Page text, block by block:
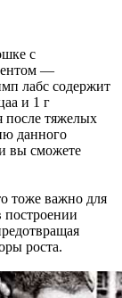
с
—
лабс содержит
и 1 г
после тяжелых
данного
вы сможете
тоже важно для
построении
роста.